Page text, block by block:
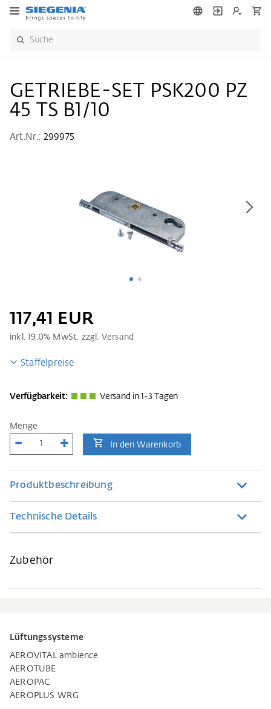
GETRIEBE-SET PSK200 PZ
45 TS B1/10
Art.Nr.: 299975
117,41 EUR
inkl.19.0% MwSt. zzgl. Versand
Staffelpreise
Verfügbarkeit: Versand in 1-3 Tagen
Menge
In den Warenkorb
Produktbeschreibung
Technische Details
Zubehör
Lüftungssysteme
AEROVITAL ambience
AEROTUBE
AEROPAC
AEROPLUS WRG